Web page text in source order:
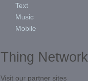
Text
Music
Mobile
Thing Network
Visit our partner sites